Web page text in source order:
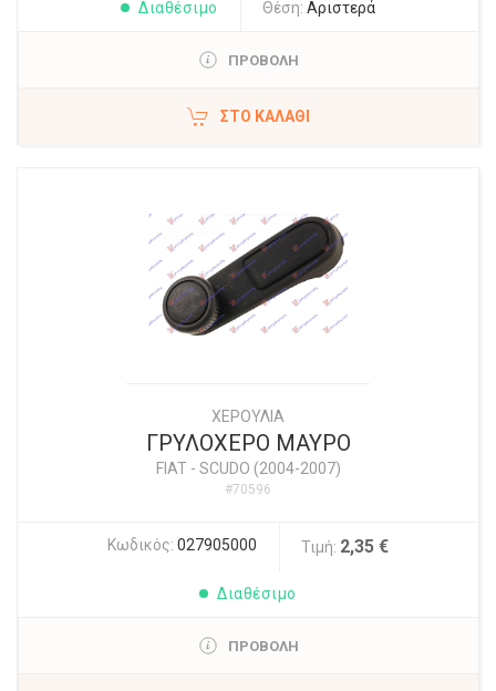
Διαθέσιμο Θέση: Αριστερά
ΠΡΟΒΟΛΗ
ΣΤΟ ΚΑΛΆΘΙ
ΧΕΡΟΥΛΙΑ
ΓΡΥΛΟΧΕΡΟ ΜΑΥΡΟ
FIAT- SCUDO (2004-2007)
#70596
Κωδικός: 027905000 Τιμή: 2,35 €
Διαθέσιμο
ΠΡΟΒΟΛΗ